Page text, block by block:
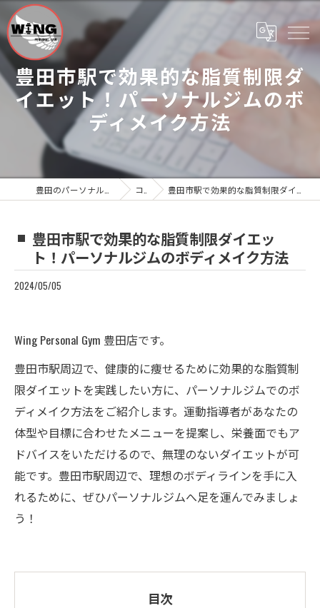
豊田市駅で効果的な脂質制限ダ
イエット！パーソナルジムのボ
ディメイク方法
コラム 豊田市駅で効果的な脂質制限ダイエット！パーソナルジムのボディメイク方法
豊田市駅で効果的な脂質制限ダイエッ
ト！パーソナルジムのボディメイク方法
2024/05/05
Wing Personal Gym 豊田店です。
豊田市駅周辺で、健康的に痩せるために効果的な脂質制
限ダイエットを実践したい方に、パーソナルジムでのボ
ディメイク方法をご紹介します。運動指導者があなたの
体型や目標に合わせたメニューを提案し、栄養面でもア
ドバイスをいただけるので、無理のないダイエットが可
能です。豊田市駅周辺で、理想のボディラインを手に入
れるために、ぜひパーソナルジムへ足を運んでみましょ
う！
目次